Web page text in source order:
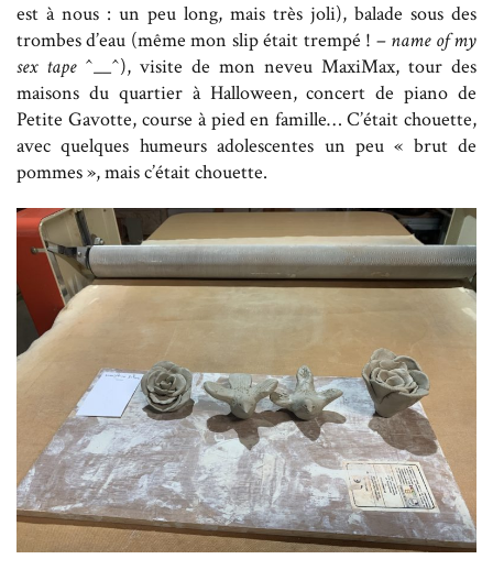
est à nous : un peu long, mais très joli), balade sous des
trombes d’eau (même mon slip était trempé ! – name of my
sex tape^__^), visite de mon neveu MaxiMax, tour des
maisons du quartier à Halloween, concert de piano de
Petite Gavotte, course à pied en famille… C’était chouette,
avec quelques humeurs adolescentes un peu « brut de
pommes », mais c’était chouette.